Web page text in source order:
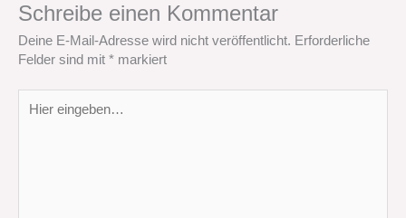
Schreibe einen Kommentar
Deine E-Mail-Adresse wird nicht veröffentlicht. Erforderliche
Felder sind mit * markiert
eingeben…